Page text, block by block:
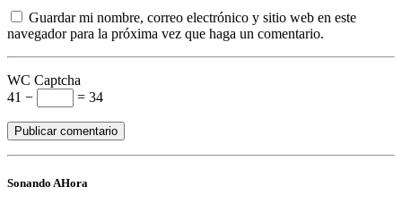
Guardar mi nombre, correo electrónico y sitio web en este
navegador para la próxima vez que haga un comentario.
WC Captcha
41 −
= 34
Sonando AHora